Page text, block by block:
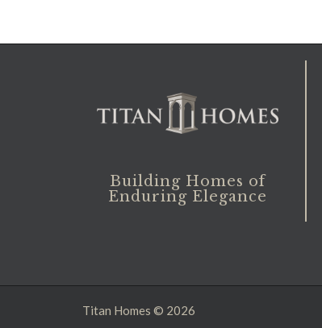
Building Homes of
Enduring Elegance
Titan Homes © 2026